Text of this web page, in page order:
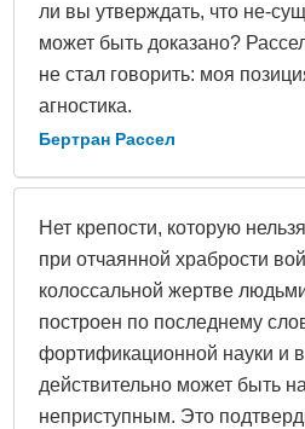
ли вы утверждать, что не-
может быть доказано?
не стал говорить: моя
агностика.
Бертран Рассел
Нет крепости, которую
при отчаянной храбрости
колоссальной жертве
построен по последнему
фортификационной науки и
действительно может быть
неприступным. Это